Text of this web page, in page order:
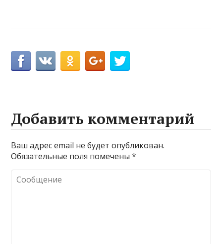
Добавить комментарий
Ваш адрес email не будет опубликован.
Обязательные поля помечены*